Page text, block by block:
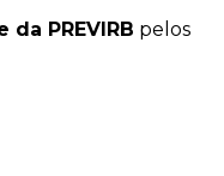
PREVIRB pelos